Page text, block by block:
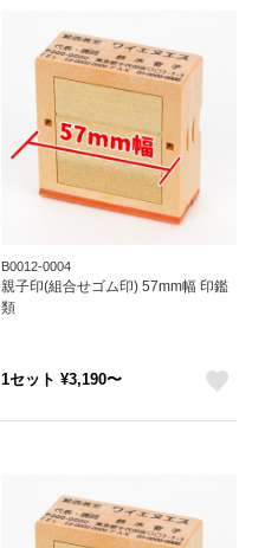
B0012-0004
親子印(組合せゴム印) 57mm幅 印鑑
類
1セット ¥3,190〜